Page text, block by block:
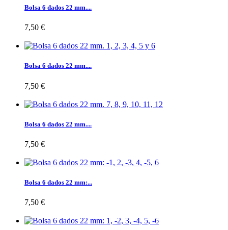
Bolsa 6 dados 22 mm....
7,50 €
Bolsa 6 dados 22 mm....
7,50 €
Bolsa 6 dados 22 mm....
7,50 €
Bolsa 6 dados 22 mm:...
7,50 €